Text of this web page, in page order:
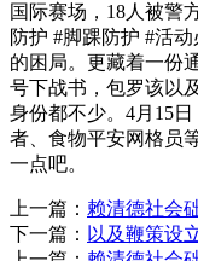
国际赛场，18人被警
防护 #脚踝防护 #活
的困局。更藏着一份
号下战书，包罗该以
身份都不少。4月15
者、食物平安网格员
一点吧。
上一篇： 赖清德社会
下一篇： 以及鞭策设